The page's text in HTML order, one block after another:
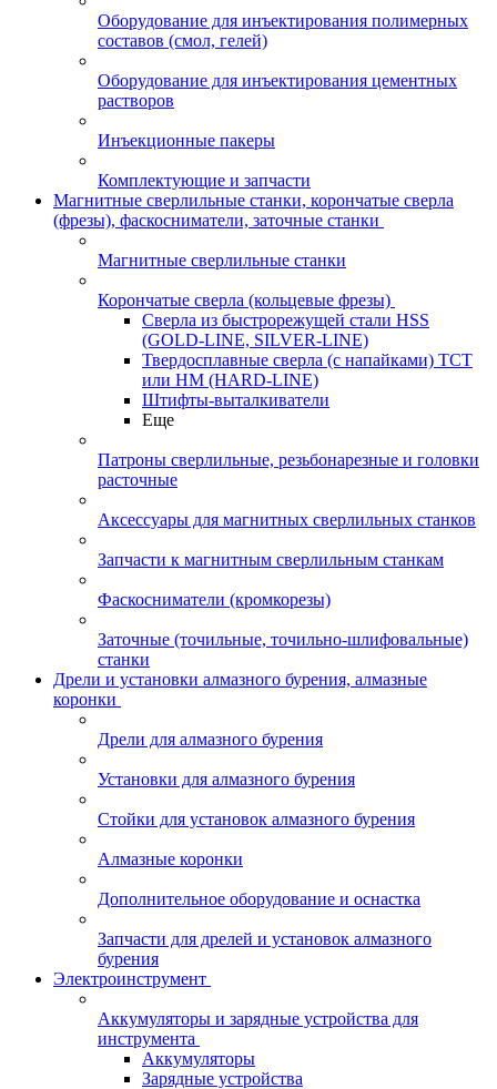
Оборудование для инъектирования полимерных
составов (смол, гелей)
Оборудование для инъектирования цементных
растворов
Инъекционные пакеры
Комплектующие и запчасти
Магнитные сверлильные станки, корончатые сверла
(фрезы), фаскосниматели, заточные станки
Магнитные сверлильные станки
Корончатые сверла (кольцевые фрезы)
Сверла из быстрорежущей стали HSS
(GOLD-LINE, SILVER-LINE)
Твердосплавные сверла (с напайками) ТСТ
или HM (HARD-LINE)
Штифты-выталкиватели
Еще
Патроны сверлильные, резьбонарезные и головки
расточные
Аксессуары для магнитных сверлильных станков
Запчасти к магнитным сверлильным станкам
Фаскосниматели (кромкорезы)
Заточные (точильные, точильно-шлифовальные)
станки
Дрели и установки алмазного бурения, алмазные
коронки
Дрели для алмазного бурения
Установки для алмазного бурения
Стойки для установок алмазного бурения
Алмазные коронки
Дополнительное оборудование и оснастка
Запчасти для дрелей и установок алмазного
бурения
Электроинструмент
Аккумуляторы и зарядные устройства для
инструмента
Аккумуляторы
Зарядные устройства